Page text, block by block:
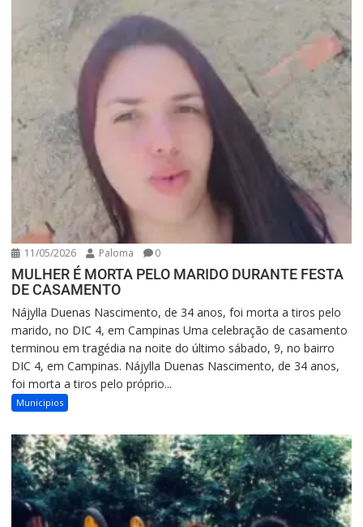
11/05/2026 Paloma 0
MULHER É MORTA PELO MARIDO DURANTE FESTA
DE CASAMENTO
Nájylla Duenas Nascimento, de 34 anos, foi morta a tiros pelo
marido, no DIC 4, em Campinas Uma celebração de casamento
terminou em tragédia na noite do último sábado, 9, no bairro
DIC 4, em Campinas. Nájylla Duenas Nascimento, de 34 anos,
foi morta a tiros pelo próprio...
Municipios